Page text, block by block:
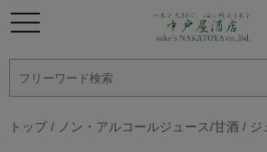
トップ/ ノン・アルコールジュース/甘酒 / ジ